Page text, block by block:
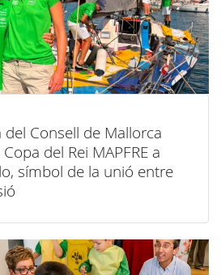
Consell de Mallorca
del Rei MAPFRE a
símbol de la unió entre